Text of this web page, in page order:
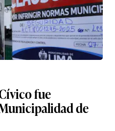
fue
de